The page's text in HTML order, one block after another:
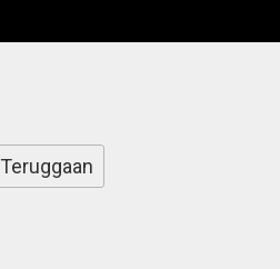
Teruggaan